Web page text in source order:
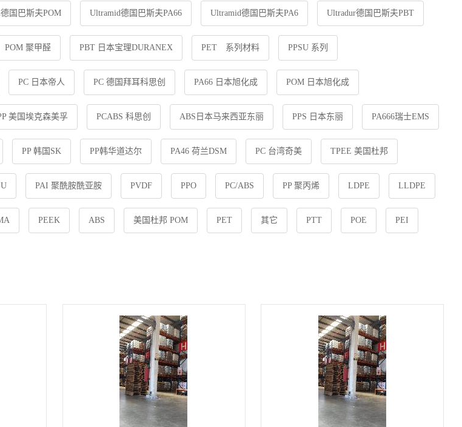
国巴斯夫POM Ultramid德国巴斯夫PA66 Ultramid德国巴斯夫PA6 Ultradur德国巴斯夫PBT
POM 聚甲醛 PBT 日本宝理DURANEX PET 系列材料 PPSU 系列
PC 日本帝人 PC 德国拜耳科思创 PA66 日本旭化成 POM 日本旭化成
美国埃克森美孚 PCABS 科思创 ABS日本马来西亚东丽 PPS 日本东丽 PA666瑞士EMS
PP 韩国SK PP韩华道达尔 PA46 荷兰DSM PC 台湾奇美 TPEE 美国杜邦
PAI 聚酰胺酰亚胺 PVDF PPO PC/ABS PP 聚丙烯 LDPE LLDPE
PEEK ABS 美国杜邦 POM PET 其它 PTT POE PEI